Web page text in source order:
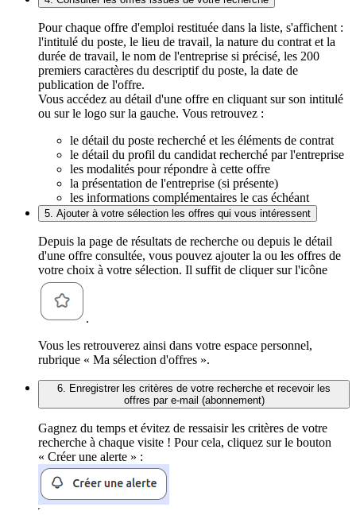
Pour chaque offre d'emploi restituée dans la liste, s'affichent :
l'intitulé du poste, le lieu de travail, la nature du contrat et la
durée de travail, le nom de l'entreprise si précisé, les 200
premiers caractères du descriptif du poste, la date de
publication de l'offre.
Vous accédez au détail d'une offre en cliquant sur son intitulé
ou sur le logo sur la gauche. Vous retrouvez :
le détail du poste recherché et les éléments de contrat
le détail du profil du candidat recherché par l'entreprise
les modalités pour répondre à cette offre
la présentation de l'entreprise (si présente)
les informations complémentaires le cas échéant
5. Ajouter à votre sélection les offres qui vous intéressent
Depuis la page de résultats de recherche ou depuis le détail
d'une offre consultée, vous pouvez ajouter la ou les offres de
votre choix à votre sélection. Il suffit de cliquer sur l'icône
.
Vous les retrouverez ainsi dans votre espace personnel,
rubrique « Ma sélection d'offres ».
6. Enregistrer les critères de votre recherche et recevoir les
offres par e-mail (abonnement)
Gagnez du temps et évitez de ressaisir les critères de votre
recherche à chaque visite ! Pour cela, cliquez sur le bouton
« Créer une alerte » :